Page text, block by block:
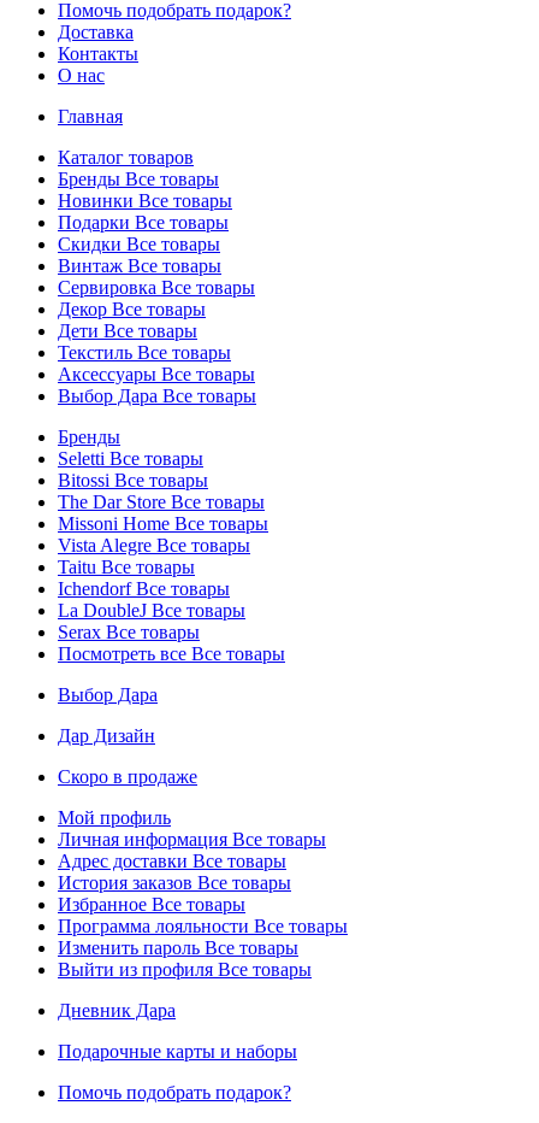
Помочь подобрать подарок?
Доставка
Контакты
О нас
Главная
Каталог товаров
Бренды Все товары
Новинки Все товары
Подарки Все товары
Скидки Все товары
Винтаж Все товары
Сервировка Все товары
Декор Все товары
Дети Все товары
Текстиль Все товары
Аксессуары Все товары
Выбор Дара Все товары
Бренды
Seletti Все товары
Bitossi Все товары
The Dar Store Все товары
Missoni Home Все товары
Vista Alegre Все товары
Taitu Все товары
IchendorfВсе товары
La DoubleJ Все товары
Serax Все товары
Посмотреть все Все товары
Выбор Дара
Дар Дизайн
Скоро в продаже
Мой профиль
Личная информация Все товары
Адрес доставки Все товары
История заказов Все товары
Избранное Все товары
Программа лояльности Все товары
Изменить пароль Все товары
Выйти из профиля Все товары
Дневник Дара
Подарочные карты и наборы
Помочь подобрать подарок?